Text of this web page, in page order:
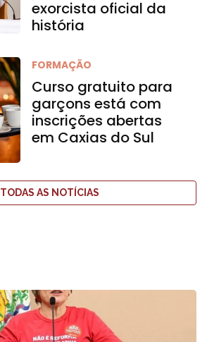
exorcista oficial da
história
FORMAÇÃO
Curso gratuito para
garçons está com
inscrições abertas
em Caxias do Sul
TODAS AS NOTÍCIAS